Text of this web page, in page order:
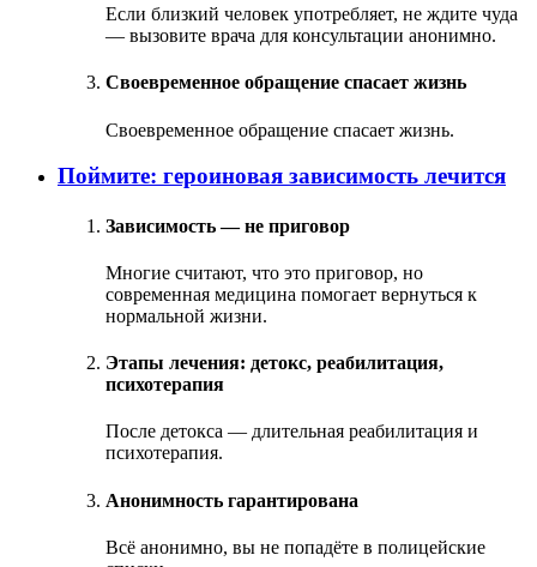
Если близкий человек употребляет, не ждите чуда
— вызовите врача для консультации анонимно.
Своевременное обращение спасает жизнь
Своевременное обращение спасает жизнь.
Поймите: героиновая зависимость лечится
Зависимость — не приговор
Многие считают, что это приговор, но
современная медицина помогает вернуться к
нормальной жизни.
Этапы лечения: детокс, реабилитация,
психотерапия
После детокса — длительная реабилитация и
психотерапия.
Анонимность гарантирована
Всё анонимно, вы не попадёте в полицейские